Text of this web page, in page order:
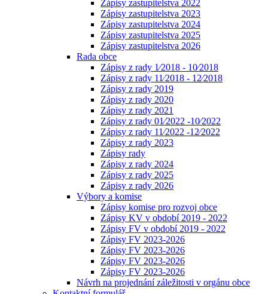
Zápisy zastupitelstva 2022
Zápisy zastupitelstva 2023
Zápisy zastupitelstva 2024
Zápisy zastupitelstva 2025
Zápisy zastupitelstva 2026
Rada obce
Zápisy z rady 1⁄2018 - 10⁄2018
Zápisy z rady 11⁄2018 - 12⁄2018
Zápisy z rady 2019
Zápisy z rady 2020
Zápisy z rady 2021
Zápisy z rady 01⁄2022 -10⁄2022
Zápisy z rady 11⁄2022 -12⁄2022
Zápisy z rady 2023
Zápisy rady
Zápisy z rady 2024
Zápisy z rady 2025
Zápisy z rady 2026
Výbory a komise
Zápisy komise pro rozvoj obce
Zápisy KV v období 2019 - 2022
Zápisy FV v období 2019 - 2022
Zápisy FV 2023-2026
Zápisy FV 2023-2026
Zápisy FV 2023-2026
Zápisy FV 2023-2026
Návrh na projednání záležitosti v orgánu obce